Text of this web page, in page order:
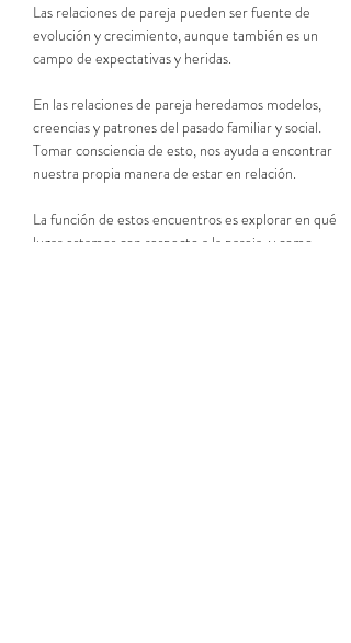
Las relaciones de pareja pueden ser fuente de
evolución y crecimiento, aunque también es un
campo de expectativas y heridas.
En las relaciones de pareja heredamos modelos,
creencias y patrones del pasado familiar y social.
Tomar consciencia de esto, nos ayuda a encontrar
nuestra propia manera de estar en relación.
La función de estos encuentros es explorar en qué
lugar estamos con respecto a la pareja, y como